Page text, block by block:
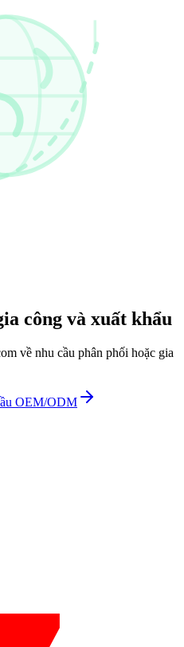
công và xuất khẩu
về nhu cầu phân phối hoặc gia
OEM/ODM